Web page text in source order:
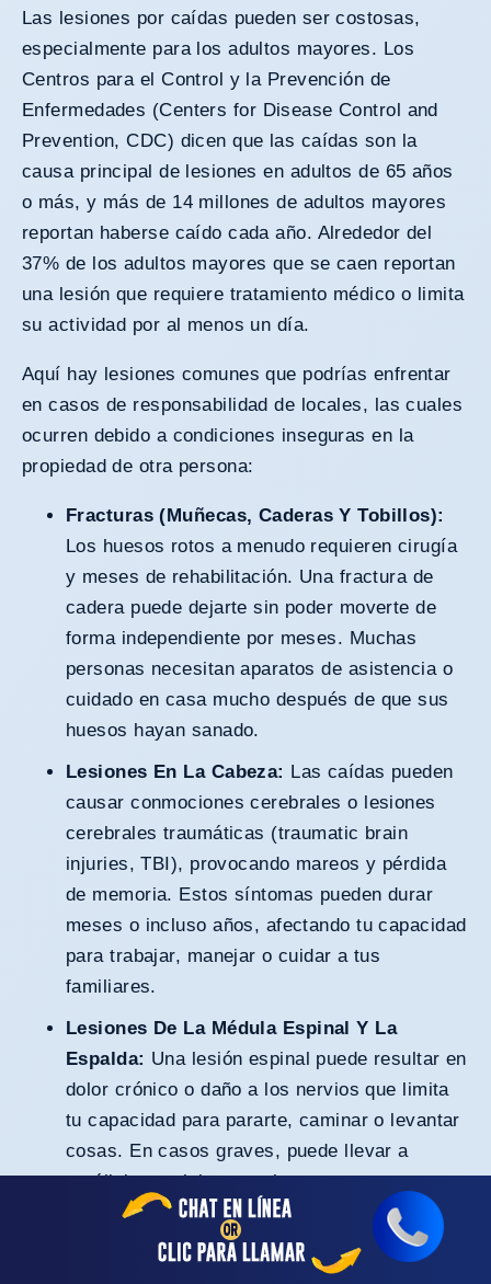
Las lesiones por caídas pueden ser costosas,
especialmente para los adultos mayores. Los
Centros para el Control y la Prevención de
Enfermedades (Centers for Disease Control and
Prevention, CDC) dicen que las caídas son la
causa principal de lesiones en adultos de 65 años
o más, y más de 14 millones de adultos mayores
reportan haberse caído cada año. Alrededor del
37% de los adultos mayores que se caen reportan
una lesión que requiere tratamiento médico o limita
su actividad por al menos un día.
Aquí hay lesiones comunes que podrías enfrentar
en casos de responsabilidad de locales, las cuales
ocurren debido a condiciones inseguras en la
propiedad de otra persona:
Fracturas (Muñecas, Caderas Y Tobillos):
Los huesos rotos a menudo requieren cirugía
y meses de rehabilitación. Una fractura de
cadera puede dejarte sin poder moverte de
forma independiente por meses. Muchas
personas necesitan aparatos de asistencia o
cuidado en casa mucho después de que sus
huesos hayan sanado.
Lesiones En La Cabeza: Las caídas pueden
causar conmociones cerebrales o lesiones
cerebrales traumáticas (traumatic brain
injuries, TBI), provocando mareos y pérdida
de memoria. Estos síntomas pueden durar
meses o incluso años, afectando tu capacidad
para trabajar, manejar o cuidar a tus
familiares.
Lesiones De La Médula Espinal Y La
Espalda: Una lesión espinal puede resultar en
dolor crónico o daño a los nervios que limita
tu capacidad para pararte, caminar o levantar
cosas. En casos graves, puede llevar a
parálisis parcial o completa.
Ligamentos Desgarrados): Estas lesiones